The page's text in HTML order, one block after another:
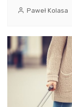
Paweł Kolasa